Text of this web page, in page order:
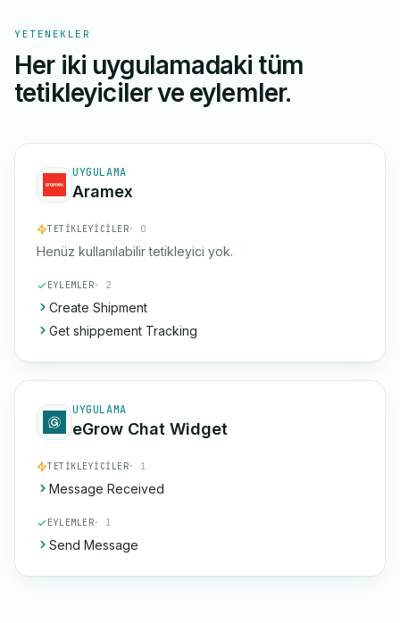
YETENEKLER
Her iki uygulamadaki tüm
tetikleyiciler ve eylemler.
UYGULAMA
Aramex
TETIKLEYICILER· 0
Henüz kullanılabilir tetikleyici yok.
EYLEMLER· 2
Create Shipment
Get shippement Tracking
UYGULAMA
eGrow Chat Widget
TETIKLEYICILER· 1
Message Received
EYLEMLER· 1
Send Message